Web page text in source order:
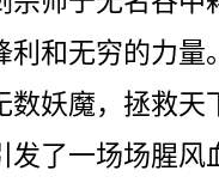
和无穷的力量
数妖魔，拯救天
发了一场场腥风